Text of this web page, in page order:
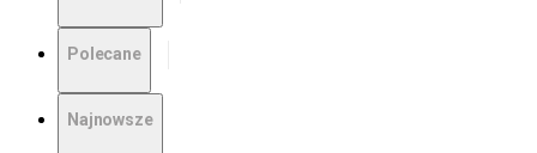
Polecane
Najnowsze